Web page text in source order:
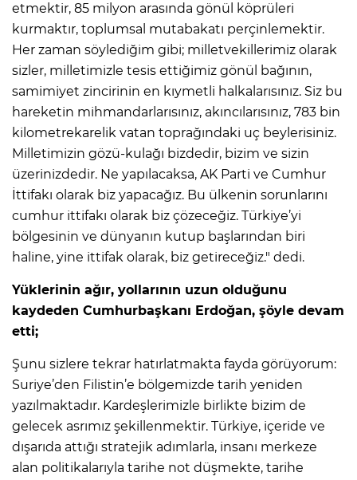
etmektir, 85 milyon arasında gönül köprüleri
kurmaktır, toplumsal mutabakatı perçinlemektir.
Her zaman söylediğim gibi; milletvekillerimiz olarak
sizler, milletimizle tesis ettiğimiz gönül bağının,
samimiyet zincirinin en kıymetli halkalarısınız. Siz bu
hareketin mihmandarlarısınız, akıncılarısınız, 783 bin
kilometrekarelik vatan toprağındaki uç beylerisiniz.
Milletimizin gözü-kulağı bizdedir, bizim ve sizin
üzerinizdedir. Ne yapılacaksa, AK Parti ve Cumhur
İttifakı olarak biz yapacağız. Bu ülkenin sorunlarını
cumhur ittifakı olarak biz çözeceğiz. Türkiye’yi
bölgesinin ve dünyanın kutup başlarından biri
haline, yine ittifak olarak, biz getireceğiz." dedi.
Yüklerinin ağır, yollarının uzun olduğunu
kaydeden Cumhurbaşkanı Erdoğan, şöyle devam
etti;
Şunu sizlere tekrar hatırlatmakta fayda görüyorum:
Suriye’den Filistin’e bölgemizde tarih yeniden
yazılmaktadır. Kardeşlerimizle birlikte bizim de
gelecek asrımız şekillenmektir. Türkiye, içeride ve
dışarıda attığı stratejik adımlarla, insanı merkeze
alan politikalarıyla tarihe not düşmekte, tarihe